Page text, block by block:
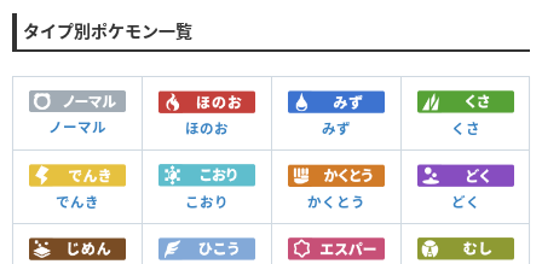
タイプ別ポケモン一覧
ノーマル ほのお みず くさ
でんき こおり かくとう どく